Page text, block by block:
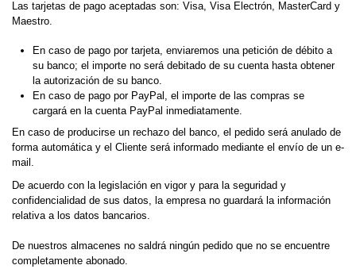
Las tarjetas de pago aceptadas son: Visa, Visa Electrón, MasterCard y
Maestro.
En caso de pago por tarjeta, enviaremos una petición de débito a
su banco; el importe no será debitado de su cuenta hasta obtener
la autorización de su banco.
En caso de pago por PayPal, el importe de las compras se
cargará en la cuenta PayPal inmediatamente.
En caso de producirse un rechazo del banco, el pedido será anulado de
forma automática y el Cliente será informado mediante el envío de un e-
mail.
De acuerdo con la legislación en vigor y para la seguridad y
confidencialidad de sus datos, la empresa no guardará la información
relativa a los datos bancarios.
De nuestros almacenes no saldrá ningún pedido que no se encuentre
completamente abonado.